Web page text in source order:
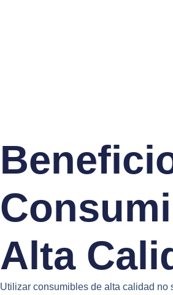
Alta
Utilizar consumibles de alta calidad no